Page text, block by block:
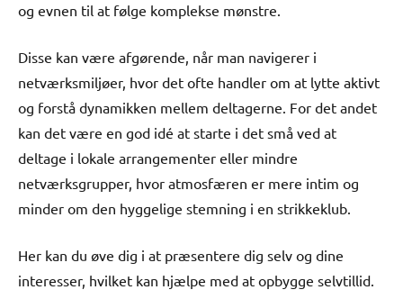
og evnen til at følge komplekse mønstre.
Disse kan være afgørende, når man navigerer i
netværksmiljøer, hvor det ofte handler om at lytte aktivt
og forstå dynamikken mellem deltagerne. For det andet
kan det være en god idé at starte i det små ved at
deltage i lokale arrangementer eller mindre
netværksgrupper, hvor atmosfæren er mere intim og
minder om den hyggelige stemning i en strikkeklub.
Her kan du øve dig i at præsentere dig selv og dine
interesser, hvilket kan hjælpe med at opbygge selvtillid.